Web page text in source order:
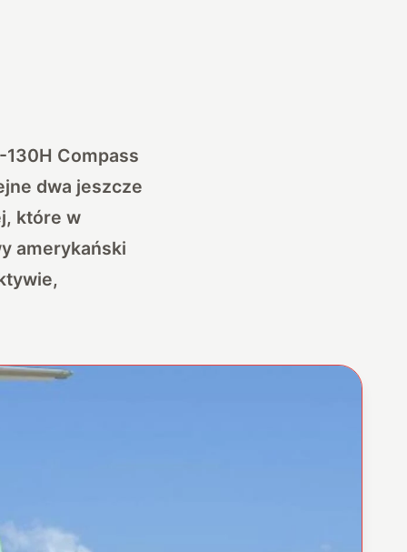
Compass
dwa jeszcze
które w
amerykański